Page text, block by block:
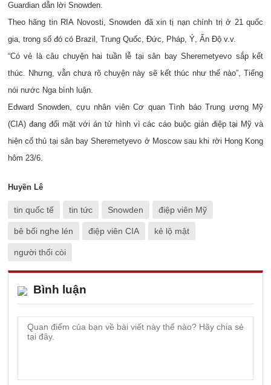
Guardian dẫn lời Snowden.
Theo hãng tin RIA Novosti, Snowden đã xin tị nạn chính trị ở 21 quốc
gia, trong số đó có Brazil, Trung Quốc, Đức, Pháp, Ý, Ấn Độ v.v.
“Có vẻ là câu chuyện hai tuần lễ tại sân bay Sheremetyevo sắp kết
thúc. Nhưng, vẫn chưa rõ chuyện này sẽ kết thúc như thế nào”, Tiếng
nói nước Nga bình luận.
Edward Snowden, cựu nhân viên Cơ quan Tình báo Trung ương Mỹ
(CIA) đang đối mặt với án tử hình vì các cáo buộc gián điệp tại Mỹ và
hiện cố thủ tại sân bay Sheremetyevo ở Moscow sau khi rời Hong Kong
hôm 23/6.
Huyền Lê
tin quốc tế tin tức Snowden điệp viên Mỹ
bê bối nghe lén điệp viên CIA kẻ lộ mật
người thổi còi
Bình luận